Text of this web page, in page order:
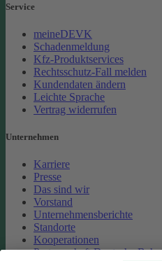
Service
meineDEVK
Schadenmeldung
Kfz-Produktservices
Rechtsschutz-Fall melden
Kundendaten ändern
Leichte Sprache
Vertrag widerrufen
Unternehmen
Karriere
Presse
Das sind wir
Vorstand
Unternehmensberichte
Standorte
Kooperationen
Partnerschaft Deutsche Bahn